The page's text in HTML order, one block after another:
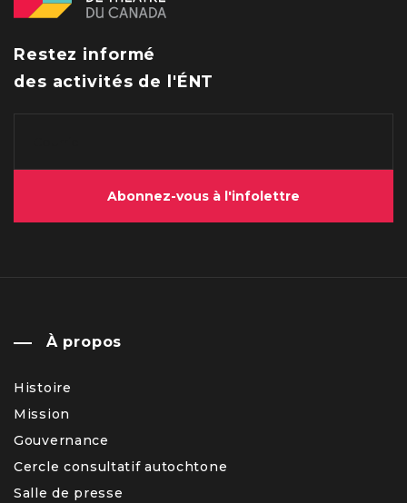
Restez informé
des activités de l'ÉNT
Abonnez-vous à l'infolettre
À propos
Histoire
Mission
Gouvernance
Cercle consultatif autochtone
Salle de presse